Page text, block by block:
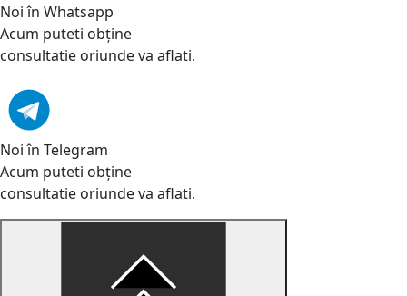
Noi în Whatsapp
Acum puteti obține
consultatie oriunde va aflati.
Noi în Telegram
Acum puteti obține
consultatie oriunde va aflati.